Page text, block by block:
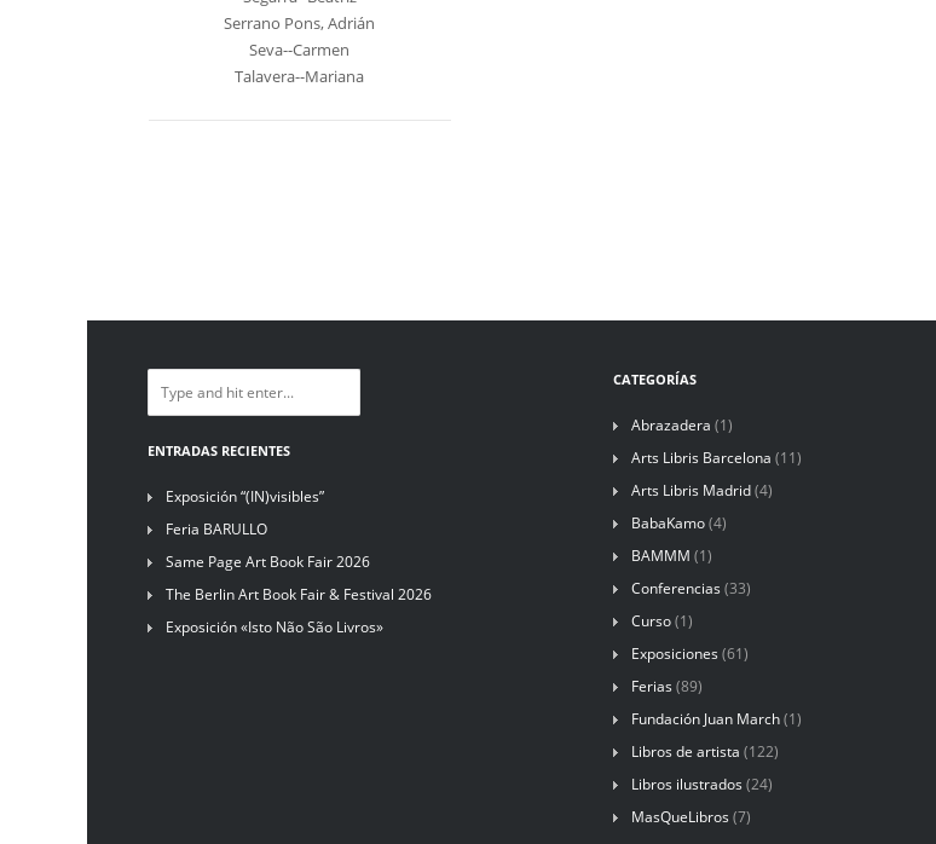
Serrano Pons, Adrián
Seva--Carmen
Talavera--Mariana
ENTRADAS RECIENTES
Exposición “(IN)visibles”
Feria BARULLO
Same Page Art Book Fair 2026
The Berlin Art Book Fair & Festival 2026
Exposición «Isto Não São Livros»
CATEGORÍAS
Abrazadera (1)
Arts Libris Barcelona (11)
Arts Libris Madrid(4)
BabaKamo(4)
BAMMM (1)
Conferencias (33)
Curso(1)
Exposiciones (61)
Ferias (89)
Fundación Juan March(1)
Libros de artista (122)
Libros ilustrados (24)
MasQueLibros (7)